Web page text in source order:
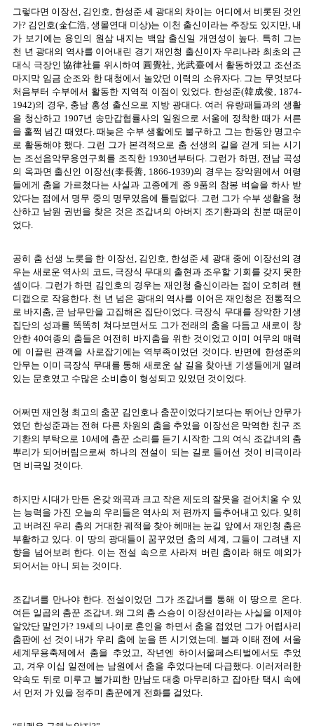
그렇다면 이장선, 김인호, 한성준 세 광대의 차이는 어디에서 비롯된 것인
가? 김인호(金仁浩, 생몰연대 미상)는 이천 출신이라는 주장도 있지만, 내
가 보기에는 용인의 원삼 내지는 백암 출신일 개연성이 높다. 특히 그는
천 년 광대의 역사를 이어내린 경기 재인청 출신이자 우리나라 최초의 근
대식 극장인 協律社를 위시하여 圓覺社, 光武臺에서 활동하였고 조선조
마지막 임금 순조와 한 대청에서 놀았던 이력의 소유자다. 그는 무엇보다
처음부터 수부에서 활동한 지역적 이점이 있었다. 한성준(韓成俊, 1874-
1942)의 경우, 충남 홍성 출신으로 지방 광대다. 여러 유랑패들과의 생활
을 청산하고 1907년 송만갑협률사의 일원으로 서울에 정착한 때가 서른
을 훌쩍 넘긴 때였다. 때늦은 수부 생활에도 불구하고 그는 한동안 명고수
로 활동해야 했다. 그런 그가 본격적으로 춤 선생의 길을 걷게 되는 시기
는 조선음악무용연구회를 조직한 1930년부터다. 그런가 하면, 전남 곡성
의 옥과면 출신인 이장선(李長善, 1866-1939)의 경우는 장악원에서 여령
들에게 춤을 가르쳤다는 사실과 고종에게 종 9품의 참봉 벼슬을 하사 받
았다는 점에서 명무 중의 명무였음에 틀림없다. 그런 그가 수부 생활을 청
산하고 남원 권번을 찾은 것은 조갑녀의 아버지 조기환과의 친분 때문이
었다.
공히 춤 선생 노릇을 한 이장선, 김인호, 한성준 세 광대 중에 이장선의 경
우는 새로운 역사의 코드, 극장식 무대의 출현과 조우할 기회를 갖지 못한
셈이다. 그런가 하면 김인호의 경우는 재인청 출신이라는 점이 오히려 핸
디캡으로 작용한다. 천 년 넘은 광대의 역사를 이어온 재인청은 전통적으
로 바지춤, 곧 남무만을 고집해온 집단이었다. 극장식 무대를 장악한 기생
집단의 성과를 똑똑히 쳐다보면서도 그가 전래의 춤을 다듬고 새로이 창
안한 40여종의 춤들은 여전히 바지춤을 위한 것이었고 이미 여무의 매력
에 이끌린 관객을 사로잡기에는 역부족이었던 것이다. 반면에 한성준의
안무는 이미 극장식 무대를 통해 새로운 살 길을 찾아낸 기생들에게 열려
있는 문호였고 수많은 소비층이 형성되고 있었던 것이었다.
어쩌면 재인청 최고의 춤꾼 김인호나 춤꾼이었다기보다는 뛰어난 안무가
였던 한성준과는 전혀 다른 차원의 춤을 추었을 이장선은 막역한 친구 조
기환의 부탁으로 10세에 춤꾼 소리를 듣기 시작한 그의 여식 조갑녀의 춤
뿌리가 되어버림으로써 하나의 전설이 되는 길로 들어선 것이 비극이라
면 비극일 것이다.
하지만 시대가 만든 온갖 왜곡과 크고 작은 제도의 잘못을 걷어치울 수 있
는 능력을 가진 오늘의 우리들은 역사의 저 편까지 들추어내고 있다. 잊히
고 버려진 우리 춤의 거대한 궤적을 찾아 헤매는 눈길 앞에서 재인청 춤은
부활하고 있다. 이 땅의 광대들이 꿈꾸었던 춤의 세계, 그들이 그려낸 지
향을 넘어보려 한다. 이는 전설 속으로 사라져 버린 춤이라 해도 예외가
되어서는 아니 되는 것이다.
조갑녀를 만나야 한다. 전설이었던 그가 조갑녀를 통해 이 땅으로 온다.
여든 일곱의 춤꾼 조갑녀. 왜 그의 춤 스승이 이장선이라는 사실을 이제야
알았단 말인가? 19세의 나이로 혼인을 하면서 춤을 접었던 그가 어렵사리
춤판에 선 것이 내가 우리 춤에 눈을 뜬 시기였는데. 불과 이태 전에 서울
세계무용축제에서 춤을 추었고, 작년엔 하이서울페스티벌에서도 추었
고, 겨우 이십 일전에는 남원에서 춤을 추었다는데 다급했다. 이러저러한
약속도 뒤로 미루고 불가피한 만남도 대충 마무리하고 잡아탄 택시 속에
서 먼저 가 있을 정주미 춤꾼에게 전화를 걸었다.